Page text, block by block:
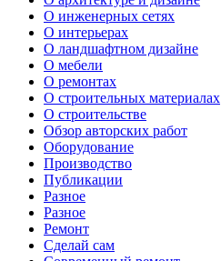
О инженерных сетях
О интерьерах
О ландшафтном дизайне
О мебели
О ремонтах
О строительных материалах
О строительстве
Обзор авторских работ
Оборудование
Производство
Публикации
Разное
Разное
Ремонт
Сделай сам